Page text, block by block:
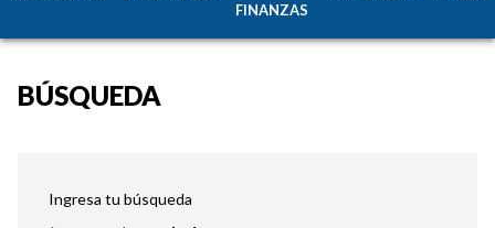
FINANZAS
BÚSQUEDA
Ingresa tu búsqueda